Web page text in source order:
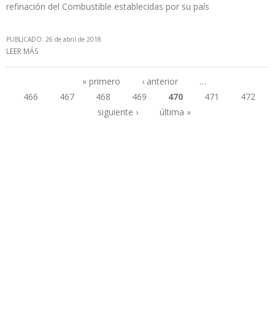
refinación del Combustible establecidas por su país
PUBLICADO: 26 de abril de 2018
LEER MÁS
Páginas
« primero ‹ anterior
…
466
467 468 469 470 471
472
siguiente ›
última »